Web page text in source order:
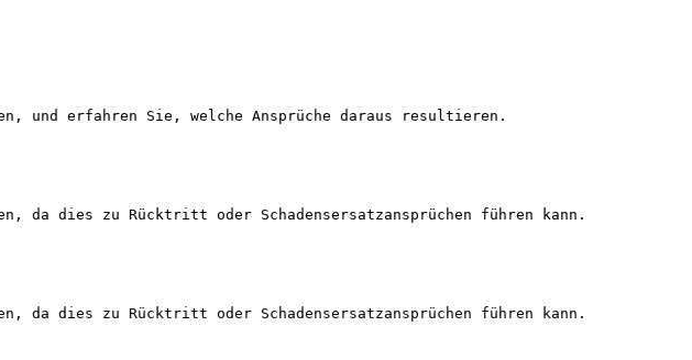
und erfahren Sie, welche Ansprüche daraus resultieren.
da dies zu Rücktritt oder Schadensersatzansprüchen führen kann.
da dies zu Rücktritt oder Schadensersatzansprüchen führen kann.